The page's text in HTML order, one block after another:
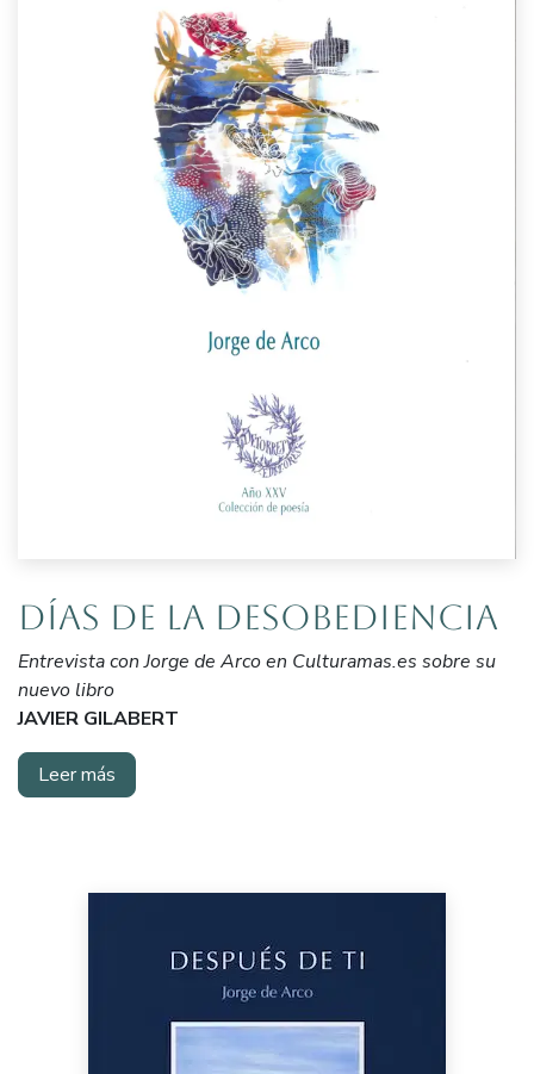
Días de la Desobediencia
Entrevista con Jorge de Arco en Culturamas.es sobre su
nuevo libro
JAVIER GILABERT
Leer más